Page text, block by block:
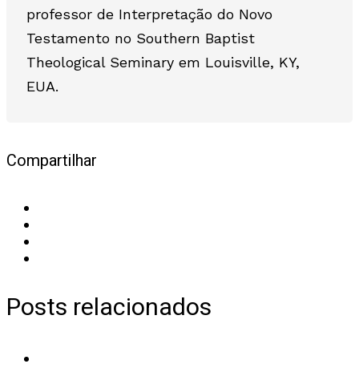
professor de Interpretação do Novo
Testamento no Southern Baptist
Theological Seminary em Louisville, KY,
EUA.
Compartilhar
Posts relacionados